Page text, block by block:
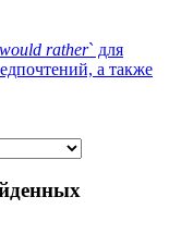
would rather` для
а также